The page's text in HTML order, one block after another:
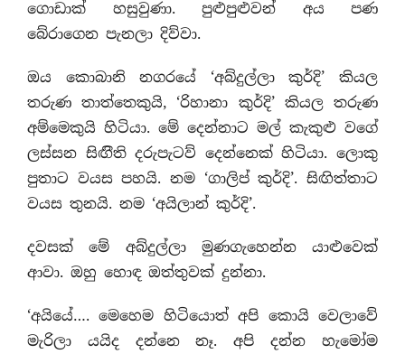
ගොඩාක් හසුවුණා. පුළුපුළුවන් අය පණ
බේරාගෙන පැනලා දිව්වා.
ඔය කොබානි නගරයේ ‘අබ්දුල්ලා කුර්දි’ කියල
තරුණ තාත්තෙකුයි, ‘රිහානා කුර්දි’ කියල තරුණ
අම්මෙකුයි හිටියා. මේ දෙන්නාට මල් කැකුළු වගේ
ලස්සන සිඟිිති දරුපැටව් දෙන්නෙක් හිටියා. ලොකු
පුතාට වයස පහයි. නම ‘ගාලිප් කුර්දි’. සිඟිත්තාට
වයස තුනයි. නම ‘අයිලාන් කුර්දි’.
දවසක් මේ අබ්දුල්ලා මුණගැහෙන්න යාළුවෙක්
ආවා. ඔහු හොඳ ඔත්තුවක් දුන්නා.
‘අයියේ…. මෙහෙම හිටියොත් අපි කොයි වෙලාවේ
මැරිලා යයිද දන්නෙ නෑ. අපි දන්න හැමෝම